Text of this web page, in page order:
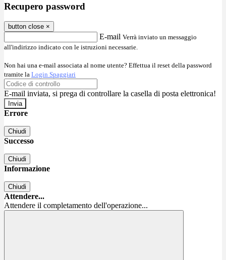
Recupero password
button close ×
E-mail Verrà inviato un messaggio
all'indirizzo indicato con le istruzioni necessarie.
Non hai una e-mail associata al nome utente? Effettua il reset della password
tramite la Login Spaggiari
E-mail inviata, si prega di controllare la casella di posta elettronica!
Errore
Chiudi
Successo
Chiudi
Informazione
Chiudi
Attendere...
Attendere il completamento dell'operazione...